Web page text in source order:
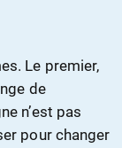
Le premier,
de
n’est pas
pour changer